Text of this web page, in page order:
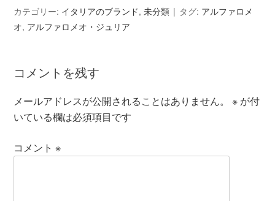
カテゴリー: イタリアのブランド,未分類 タグ: アルファロメ
オ, アルファロメオ・ジュリア
コメントを残す
メールアドレスが公開されることはありません。 ※ が付
いている欄は必須項目です
コメント※